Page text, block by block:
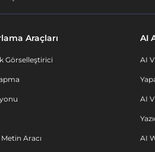
Araçları
Görselleştirici
Aracı
AI
AI
AI
AI